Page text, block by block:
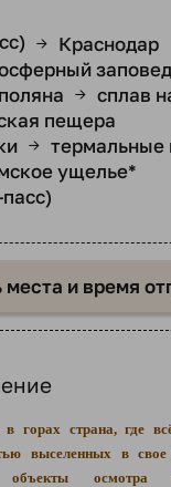
→ Краснодар
→ сплав
пещера
→ термальные
ущелье*
и время
в горах страна, где
выселенных в
объекты